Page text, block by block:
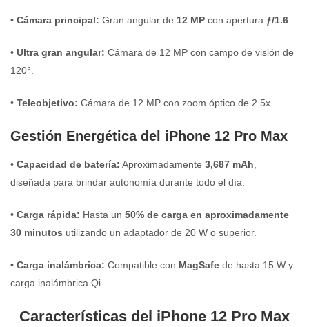
• Cámara principal: Gran angular de 12 MP con apertura ƒ/1.6.
• Ultra gran angular: Cámara de 12 MP con campo de visión de
120°.
• Teleobjetivo: Cámara de 12 MP con zoom óptico de 2.5x.
Gestión Energética del iPhone 12 Pro Max
• Capacidad de batería: Aproximadamente 3,687 mAh
diseñada para brindar autonomía durante todo el día.
• Carga rápida: Hasta un 50% de carga en aproximadamente
30 minutos utilizando un adaptador de 20 W o superior.
• Carga inalámbrica: Compatible con MagSafe de hasta 15 W y
carga inalámbrica Qi.
Características del iPhone 12 Pro Max